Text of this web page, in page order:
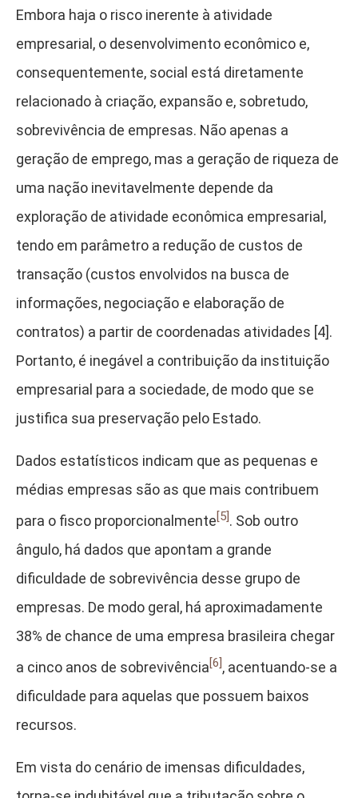
Embora haja o risco inerente à atividade
empresarial, o desenvolvimento econômico e,
consequentemente, social está diretamente
relacionado à criação, expansão e, sobretudo,
sobrevivência de empresas. Não apenas a
geração de emprego, mas a geração de riqueza de
uma nação inevitavelmente depende da
exploração de atividade econômica empresarial,
tendo em parâmetro a redução de custos de
transação (custos envolvidos na busca de
informações, negociação e elaboração de
contratos) a partir de coordenadas atividades [4].
Portanto, é inegável a contribuição da instituição
empresarial para a sociedade, de modo que se
justifica sua preservação pelo Estado.
Dados estatísticos indicam que as pequenas e
médias empresas são as que mais contribuem
para o fisco proporcionalmente[5]. Sob outro
ângulo, há dados que apontam a grande
dificuldade de sobrevivência desse grupo de
empresas. De modo geral, há aproximadamente
38% de chance de uma empresa brasileira chegar
a cinco anos de sobrevivência[6], acentuando-se a
dificuldade para aquelas que possuem baixos
recursos.
Em vista do cenário de imensas dificuldades,